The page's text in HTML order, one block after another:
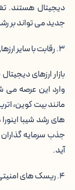
دیجیتال هستند.
جدید می تواند بر
۳. رقابت با سایر ارزهای دیجیتال
بازار ارزهای
وارد این عرصه می
مانند بیت کوین،
های رشد شیبا
جذب سرمایه
آید.
۴. ریسک های امنیتی